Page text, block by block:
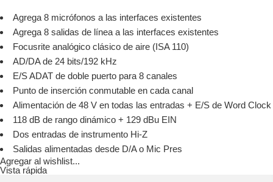
Agrega 8 micrófonos a las interfaces existentes
Agrega 8 salidas de línea a las interfaces existentes
Focusrite analógico clásico de aire (ISA 110)
AD/DA de 24 bits/192 kHz
E/S ADAT de doble puerto para 8 canales
Punto de inserción conmutable en cada canal
Alimentación de 48 V en todas las entradas + E/S de Word Clock
118 dB de rango dinámico + 129 dBu EIN
Dos entradas de instrumento Hi-Z
Salidas alimentadas desde D/A o Mic Pres
Agregar al wishlist...
Vista rápida